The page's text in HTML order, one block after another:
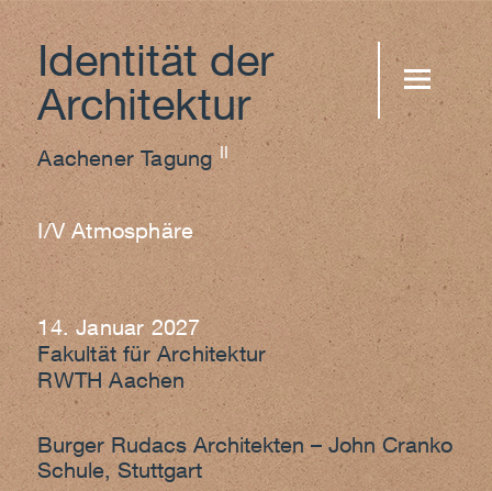
Identität der
Architektur
Aachener TagungII
I/V Atmosphäre
14. Januar 2027
Fakultät für Architektur
RWTH Aachen
MENU AND
WIDGETS
Burger Rudacs Architekten – John Cranko
Schule, Stuttgart